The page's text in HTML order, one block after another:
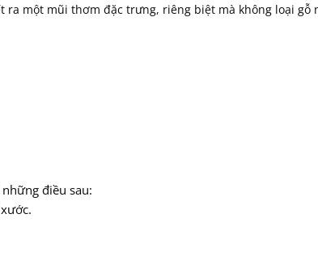
một mũi thơm đặc trưng, riêng biệt mà không loại gỗ
điều sau: